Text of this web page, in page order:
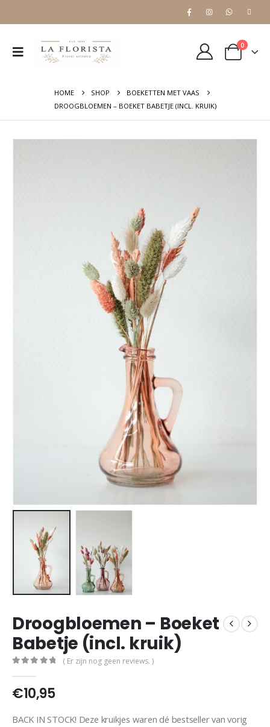
0
HOME SHOP
BOEKETTEN MET VAAS
DROOGBLOEMEN – BOEKET BABETJE (INCL. KRUIK)
Droogbloemen – Boeket
Babetje (incl. kruik)
( Er zijn nog geen reviews. )
€10,95
BACK IN STOCK! Deze kruikjes waren dé bestseller van vorig